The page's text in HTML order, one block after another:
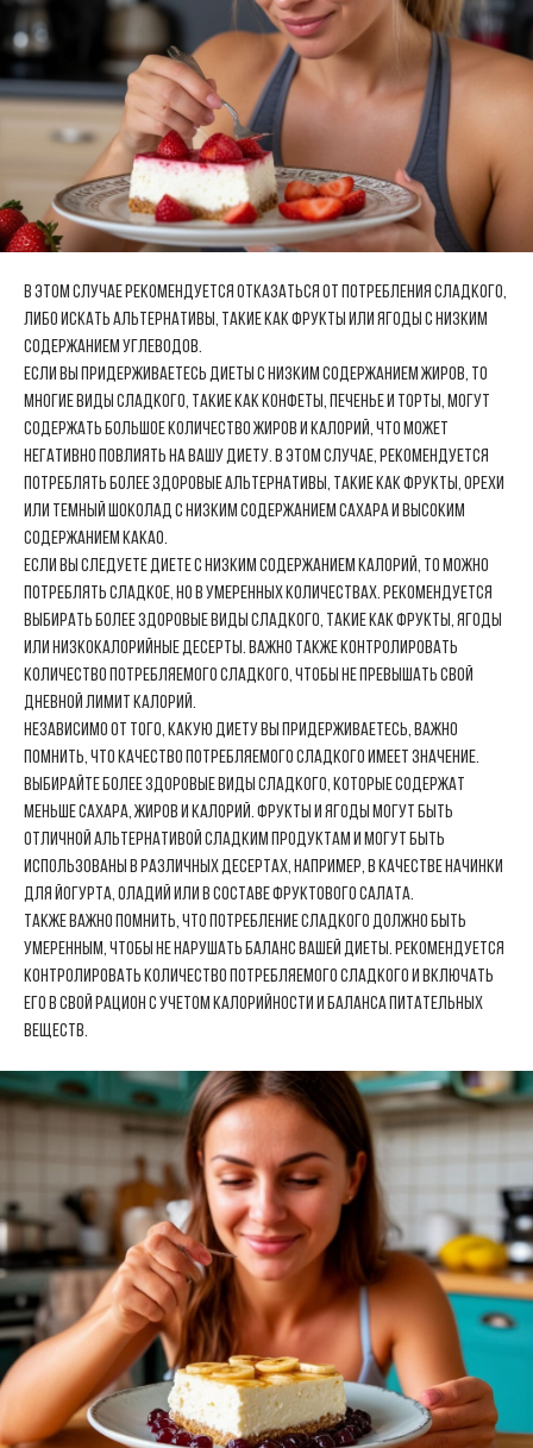
В этом случае рекомендуется отказаться от потребления сладкого,
либо искать альтернативы, такие как фрукты или ягоды с низким
содержанием углеводов.
Если вы придерживаетесь диеты с низким содержанием жиров, то
многие виды сладкого, такие как конфеты, печенье и торты, могут
содержать большое количество жиров и калорий, что может
негативно повлиять на вашу диету. В этом случае, рекомендуется
потреблять более здоровые альтернативы, такие как фрукты, орехи
или темный шоколад с низким содержанием сахара и высоким
содержанием какао.
Если вы следуете диете с низким содержанием калорий, то можно
потреблять сладкое, но в умеренных количествах. Рекомендуется
выбирать более здоровые виды сладкого, такие как фрукты, ягоды
или низкокалорийные десерты. Важно также контролировать
количество потребляемого сладкого, чтобы не превышать свой
дневной лимит калорий.
Независимо от того, какую диету вы придерживаетесь, важно
помнить, что качество потребляемого сладкого имеет значение.
Выбирайте более здоровые виды сладкого, которые содержат
меньше сахара, жиров и калорий. Фрукты и ягоды могут быть
отличной альтернативой сладким продуктам и могут быть
использованы в различных десертах, например, в качестве начинки
для йогурта, оладий или в составе фруктового салата.
Также важно помнить, что потребление сладкого должно быть
умеренным, чтобы не нарушать баланс вашей диеты. Рекомендуется
контролировать количество потребляемого сладкого и включать
его в свой рацион с учетом калорийности и баланса питательных
веществ.